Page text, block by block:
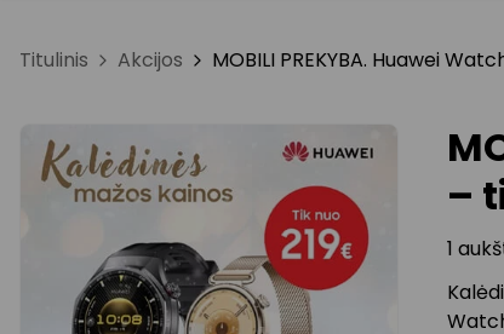
Titulinis Akcijos MOBILI PREKYBA. Huawei
–
1